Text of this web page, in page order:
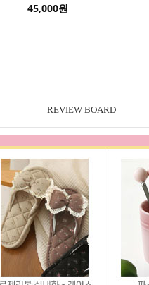
45,000원
REVIEW BOARD